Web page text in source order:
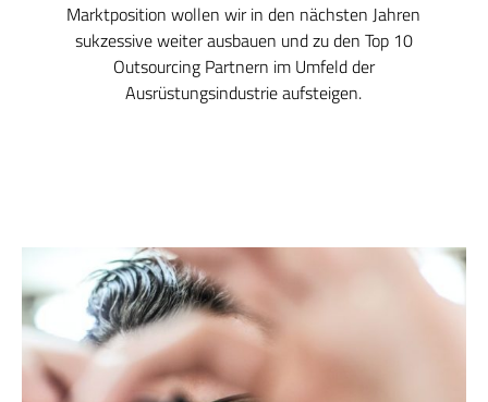
Marktposition wollen wir in den nächsten Jahren
sukzessive weiter ausbauen und zu den Top 10
Outsourcing Partnern im Umfeld der
Ausrüstungsindustrie aufsteigen.